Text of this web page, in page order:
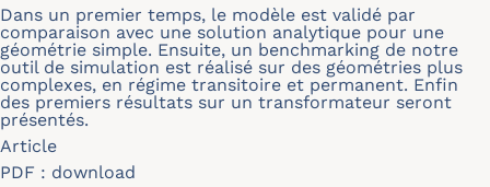
Dans un premier temps, le modèle est validé par
comparaison avec une solution analytique pour une
géométrie simple. Ensuite, un benchmarking de notre
outil de simulation est réalisé sur des géométries plus
complexes, en régime transitoire et permanent. Enfin
des premiers résultats sur un transformateur seront
présentés.
Article
PDF : download